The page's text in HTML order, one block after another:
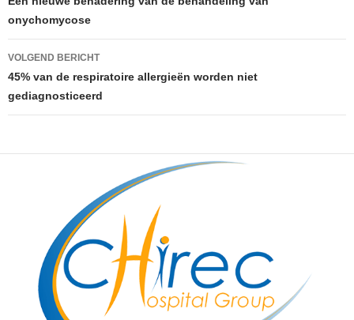
onychomycose
VOLGEND BERICHT
45% van de respiratoire allergieën worden niet
gediagnosticeerd